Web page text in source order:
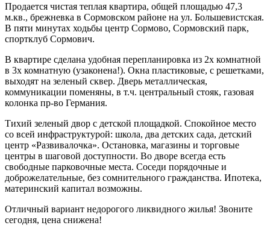
Продается чистая теплая квартира, общей площадью 47,3
м.кв., брежневка в Сормовском районе на ул. Большевистская.
В пяти минутах ходьбы центр Сормово, Сормовский парк,
спортклуб Сормович.
В квартире сделана удобная перепланировка из 2х комнатной
в 3х комнатную (узаконена!). Окна пластиковые, с решетками,
выходят на зеленый сквер. Дверь металлическая,
коммуникации поменяны, в т.ч. центральный стояк, газовая
колонка пр-во Германия.
Тихий зеленый двор с детской площадкой. Спокойное место
со всей инфраструктурой: школа, два детских сада, детский
центр «Развивалочка». Остановка, магазины и торговые
центры в шаговой доступности. Во дворе всегда есть
свободные парковочные места. Соседи порядочные и
доброжелательные, без сомнительного гражданства. Ипотека,
материнский капитал возможны.
Отличный вариант недорогого ликвидного жилья! Звоните
сегодня, цена снижена!